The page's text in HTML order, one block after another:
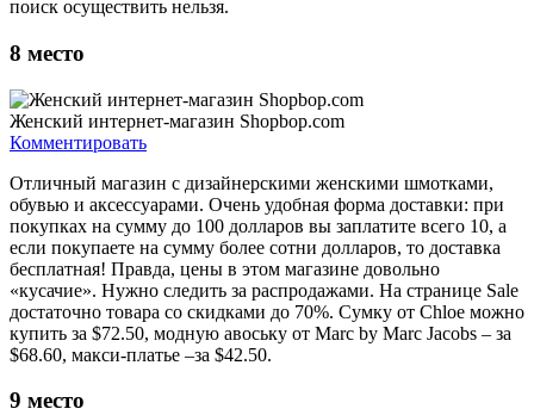
поиск осуществить нельзя.
8 место
Женский интернет-магазин Shopbop.com
Комментировать
Отличный магазин с дизайнерскими женскими шмотками,
обувью и аксессуарами. Очень удобная форма доставки: при
покупках на сумму до 100 долларов вы заплатите всего 10, а
если покупаете на сумму более сотни долларов, то доставка
бесплатная! Правда, цены в этом магазине довольно
«кусачие». Нужно следить за распродажами. На странице Sale
достаточно товара со скидками до 70%. Сумку от Chloe можно
купить за $72.50, модную авоську от Marc by Marc Jacobs – за
$68.60, макси-платье –за $42.50.
9 место